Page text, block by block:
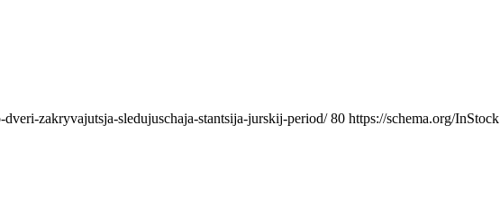
zakryvajutsja-sledujuschaja-stantsija-jurskij-period/ 80 https://schema.org/InStock